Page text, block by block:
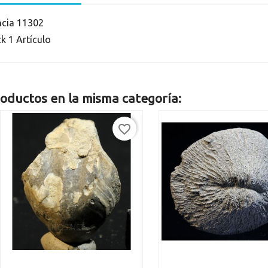
11302
1 Artículo
en la misma categoría:
favorite_border